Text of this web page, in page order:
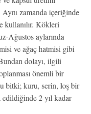
Aynı zamanda içeriğinde
kullanılır. Kökleri
Ağustos aylarında
ve ağaç hatmisi gibi
dolayı, ilgili
önemli bir
bitki; kuru, serin, loş bir
edildiğinde 2 yıl kadar